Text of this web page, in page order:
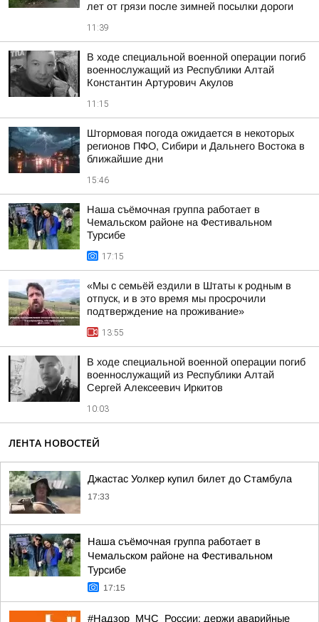
лет от грязи после зимней посылки дороги
11:39
В ходе специальной военной операции погиб
военнослужащий из Республики Алтай
Константин Артурович Акулов
11:15
Штормовая погода ожидается в некоторых
регионов ПФО, Сибири и Дальнего Востока в
ближайшие дни
15:46
Наша съёмочная группа работает в
Чемальском районе на Фестивальном
Турсибе
17:15
«Мы с семьёй ездили в Штаты к родным в
отпуск, и в это время мы просрочили
подтверждение на проживание»
13:55
В ходе специальной военной операции погиб
военнослужащий из Республики Алтай
Сергей Алексеевич Иркитов
10:03
ЛЕНТА НОВОСТЕЙ
Джастас Уолкер купил билет до Стамбула
17:33
Наша съёмочная группа работает в
Чемальском районе на Фестивальном
Турсибе
17:15
#Надзор_МЧС_России: держи аварийные